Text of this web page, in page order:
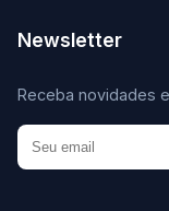
Newsletter
Receba novidades